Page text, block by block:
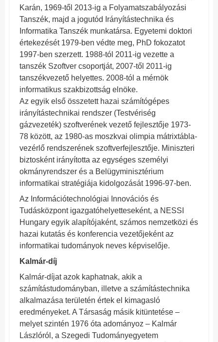
Karán, 1969-től 2013-ig a Folyamatszabályozási
Tanszék, majd a jogutód Irányítástechnika és
Informatika Tanszék munkatársa. Egyetemi doktori
értekezését 1979-ben védte meg, PhD fokozatot
1997-ben szerzett. 1988-tól 2011-ig vezette a
tanszék Szoftver csoportját, 2007-től 2011-ig
tanszékvezető helyettes. 2008-tól a mérnök
informatikus szakbizottság elnöke.
Az egyik első összetett hazai számítógépes
irányítástechnikai rendszer (Testvériség
gázvezeték) szoftverének vezető fejlesztője 1973-
78 között, az 1980-as moszkvai olimpia mátrixtábla-
vezérlő rendszerének szoftverfejlesztője. Miniszteri
biztosként irányította az egységes személyi
okmányrendszer és a Belügyminisztérium
informatikai stratégiája kidolgozását 1996-97-ben.
Az Információtechnológiai Innovációs és
Tudásközpont igazgatóhelyetteseként, a NESSI
Hungary egyik alapítójaként, számos nemzetközi és
hazai kutatás és konferencia vezetőjeként az
informatikai tudományok neves képviselője.
Kalmár-díj
Kalmár-díjat azok kaphatnak, akik a
számítástudományban, illetve a számítástechnika
alkalmazása területén értek el kimagasló
eredményeket. A Társaság másik kitüntetése –
melyet szintén 1976 óta adományoz – Kalmár
Lászlóról, a Szegedi Tudományegyetem